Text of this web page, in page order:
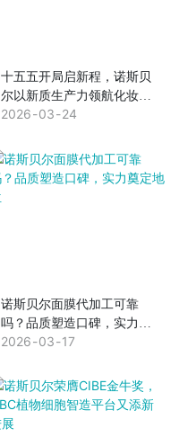
十五五开局启新程，诺斯贝
尔以新质生产力领航化妆品
ODM产业变革
2026 03 24
诺斯贝尔面膜代加工可靠
吗？品质塑造口碑，实力奠
定地位
2026 03 17